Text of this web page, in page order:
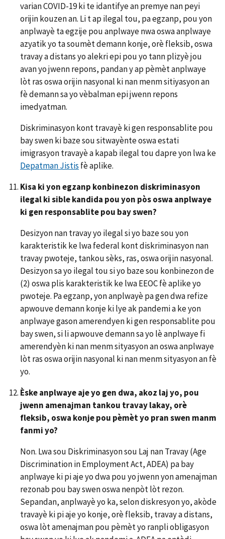
varian COVID-19 ki te idantifye an premye nan peyi
orijin kouzen an. Li t ap ilegal tou, pa egzanp, pou yon
anplwayè ta egzije pou anplwaye nwa oswa anplwaye
azyatik yo ta soumèt demann konje, orè fleksib, oswa
travay a distans yo alekri epi pou yo tann plizyè jou
avan yo jwenn repons, pandan y ap pèmèt anplwaye
lòt ras oswa orijin nasyonal ki nan menm sitiyasyon an
fè demann sa yo vèbalman epi jwenn repons
imedyatman.
Diskriminasyon kont travayè ki gen responsablite pou
bay swen ki baze sou sitwayènte oswa estati
imigrasyon travayè a kapab ilegal tou dapre yon lwa ke
Depatman Jistis fè aplike.
Kisa ki yon egzanp konbinezon diskriminasyon
ilegal ki sible kandida pou yon pòs oswa anplwaye
ki gen responsablite pou bay swen?
Desizyon nan travay yo ilegal si yo baze sou yon
karakteristik ke lwa federal kont diskriminasyon nan
travay pwoteje, tankou sèks, ras, oswa orijin nasyonal.
Desizyon sa yo ilegal tou si yo baze sou konbinezon de
(2) oswa plis karakteristik ke lwa EEOC fè aplike yo
pwoteje. Pa egzanp, yon anplwayè pa gen dwa refize
apwouve demann konje ki lye ak pandemi a ke yon
anplwaye gason amerendyen ki gen responsablite pou
bay swen, si li apwouve demann sa yo lè anplwaye fi
amerendyèn ki nan menm sityasyon an oswa anplwaye
lòt ras oswa orijin nasyonal ki nan menm sityasyon an fè
yo.
Èske anplwaye aje yo gen dwa, akoz laj yo, pou
jwenn amenajman tankou travay lakay, orè
fleksib, oswa konje pou pèmèt yo pran swen manm
fanmi yo?
Non. Lwa sou Diskriminasyon sou Laj nan Travay (Age
Discrimination in Employment Act, ADEA) pa bay
anplwaye ki pi aje yo dwa pou yo jwenn yon amenajman
rezonab pou bay swen oswa nenpòt lòt rezon.
Sepandan, anplwayè yo ka, selon diskresyon yo, akòde
travayè ki pi aje yo konje, orè fleksib, travay a distans,
oswa lòt amenajman pou pèmèt yo ranpli obligasyon